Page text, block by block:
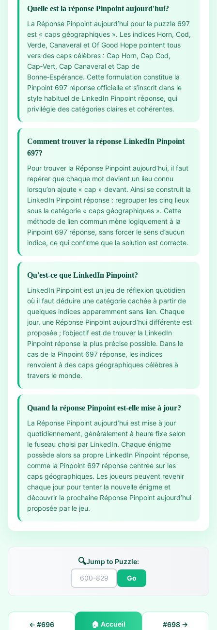
Quelle est la réponse Pinpoint aujourd'hui?
La Réponse Pinpoint aujourd’hui pour le puzzle 697
est « caps géographiques ». Les indices Horn, Cod,
Verde, Canaveral et Of Good Hope pointent tous
vers des caps célèbres : Cap Horn, Cap Cod,
Cap‑Vert, Cap Canaveral et Cap de
Bonne‑Espérance. Cette formulation constitue la
Pinpoint 697 réponse officielle et s’inscrit dans le
style habituel de LinkedIn Pinpoint réponse, qui
privilégie des catégories claires et cohérentes.
Comment trouver la réponse LinkedIn Pinpoint
697?
Pour trouver la Réponse Pinpoint aujourd’hui, il faut
repérer que chaque mot devient un lieu connu
lorsqu’on ajoute « cap » devant. Ainsi se construit la
LinkedIn Pinpoint réponse : regrouper les cinq lieux
sous la catégorie « caps géographiques ». Cette
méthode de lien commun mène logiquement à la
Pinpoint 697 réponse, sans forcer le sens d’aucun
indice, ce qui confirme que la solution est correcte.
Qu'est-ce que LinkedIn Pinpoint?
LinkedIn Pinpoint est un jeu de réflexion quotidien
où il faut déduire une catégorie cachée à partir de
quelques indices apparemment sans lien. Chaque
jour, une Réponse Pinpoint aujourd’hui différente est
proposée ; l’objectif est de trouver la LinkedIn
Pinpoint réponse la plus précise possible. Dans le
cas de la Pinpoint 697 réponse, les indices
renvoient à des caps géographiques célèbres à
travers le monde.
Quand la réponse Pinpoint est-elle mise à jour?
La Réponse Pinpoint aujourd’hui est mise à jour
quotidiennement, généralement à heure fixe selon
le fuseau choisi par LinkedIn. Chaque énigme
possède alors sa propre LinkedIn Pinpoint réponse,
comme la Pinpoint 697 réponse centrée sur les
caps géographiques. Les joueurs peuvent revenir
chaque jour pour tenter la nouvelle énigme et
découvrir la prochaine Réponse Pinpoint aujourd’hui
proposée par le jeu.
🔍Jump to Puzzle:
Go
← #696 🏠 Accueil #698 →